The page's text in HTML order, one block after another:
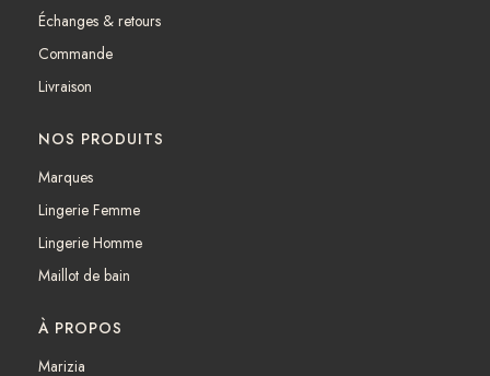
o
k
r
a
Échanges & retours
Commande
Livraison
NOS PRODUITS
Marques
Lingerie Femme
Lingerie Homme
Maillot de bain
À PROPOS
Marizia